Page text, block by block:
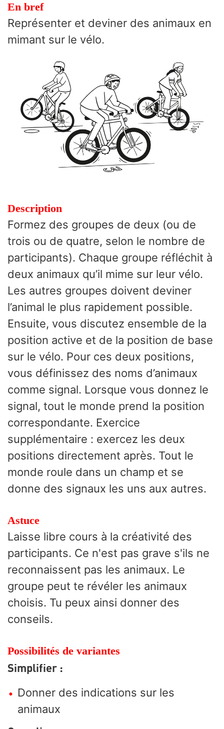
En bref
Représenter et deviner des animaux en
mimant sur le vélo.
Description
Formez des groupes de deux (ou de
trois ou de quatre, selon le nombre de
participants). Chaque groupe réfléchit à
deux animaux qu’il mime sur leur vélo.
Les autres groupes doivent deviner
l’animal le plus rapidement possible.
Ensuite, vous discutez ensemble de la
position active et de la position de base
sur le vélo. Pour ces deux positions,
vous définissez des noms d’animaux
comme signal. Lorsque vous donnez le
signal, tout le monde prend la position
correspondante. Exercice
supplémentaire : exercez les deux
positions directement après. Tout le
monde roule dans un champ et se
donne des signaux les uns aux autres.
Astuce
Laisse libre cours à la créativité des
participants. Ce n'est pas grave s'ils ne
reconnaissent pas les animaux. Le
groupe peut te révéler les animaux
choisis. Tu peux ainsi donner des
conseils.
Possibilités de variantes
Simplifier :
Donner des indications sur les
animaux